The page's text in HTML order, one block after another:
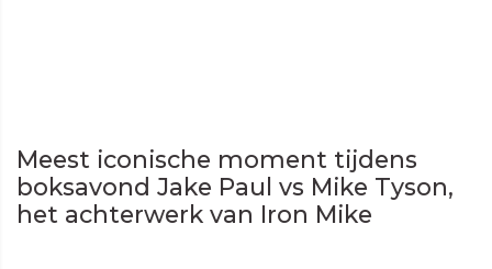
Meest iconische moment tijdens
boksavond Jake Paul vs Mike Tyson,
het achterwerk van Iron Mike